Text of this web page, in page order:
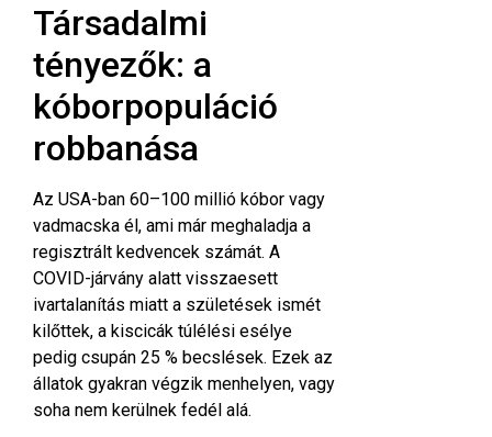
Társadalmi
tényezők: a
kóborpopuláció
robbanása
Az USA-ban 60–100 millió kóbor vagy
vadmacska él, ami már meghaladja a
regisztrált kedvencek számát. A
COVID-járvány alatt visszaesett
ivartalanítás miatt a születések ismét
kilőttek, a kiscicák túlélési esélye
pedig csupán 25 % becslések. Ezek az
állatok gyakran végzik menhelyen, vagy
soha nem kerülnek fedél alá.